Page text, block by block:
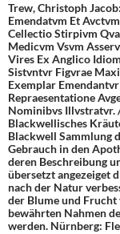
Trew, Christoph
Emendatvm Et
Cellectio Stirpivm
Medicvm Vsvm
Vires Ex Anglico
Sistvntvr Figvrae
Exemplar
Repraesentatione
Nominibvs Illvstratvr.
Blackwellisches
Blackwell Sammlung
Gebrauch in den
deren Beschreibung
übersetzt angezeiget
nach der Natur
der Blume und
bewährten Nahmen
werden. Nürnberg: